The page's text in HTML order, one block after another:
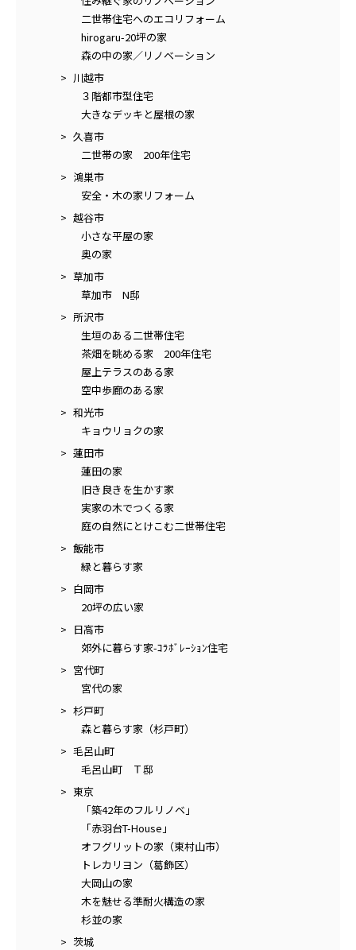
二世帯住宅へのエコリフォーム
hirogaru-20坪の家
森の中の家／リノベーション
川越市
３階都市型住宅
大きなデッキと屋根の家
久喜市
二世帯の家 200年住宅
鴻巣市
安全・木の家リフォーム
越谷市
小さな平屋の家
奥の家
草加市
草加市 N邸
所沢市
生垣のある二世帯住宅
茶畑を眺める家 200年住宅
屋上テラスのある家
空中歩廊のある家
和光市
キョウリョクの家
蓮田市
蓮田の家
旧き良きを生かす家
実家の木でつくる家
庭の自然にとけこむ二世帯住宅
飯能市
緑と暮らす家
白岡市
20坪の広い家
日高市
郊外に暮らす家-ｺﾗﾎﾞﾚｰｼｮﾝ住宅
宮代町
宮代の家
杉戸町
森と暮らす家（杉戸町）
毛呂山町
毛呂山町 Ｔ邸
東京
「築42年のフルリノベ」
「赤羽台T-House」
オフグリットの家（東村山市）
トレカリヨン（葛飾区）
大岡山の家
木を魅せる準耐火構造の家
杉並の家
茨城